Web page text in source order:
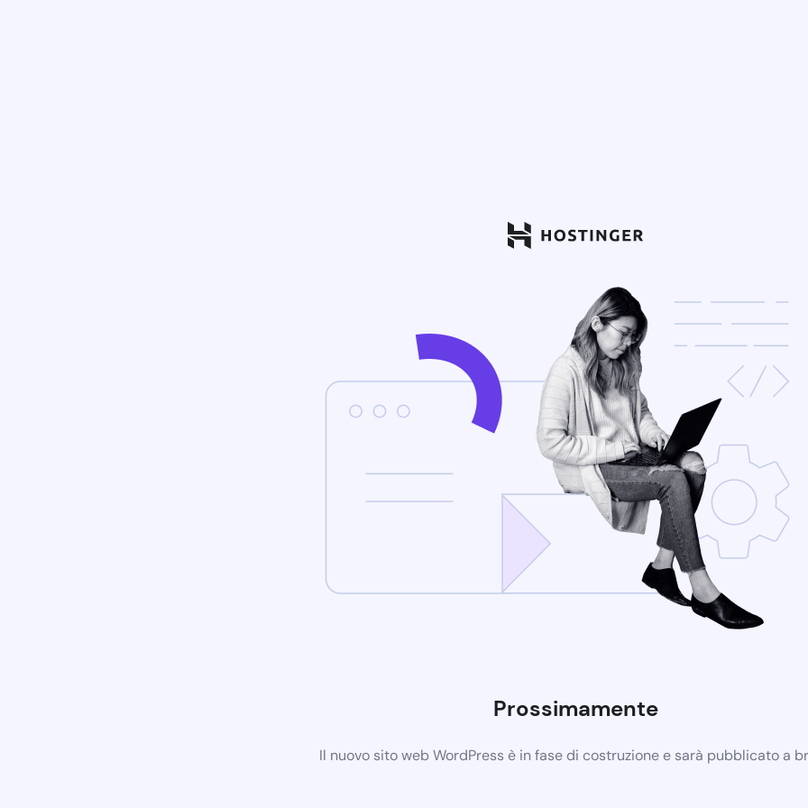
Prossimamente
Il nuovo sito web WordPress è in fase di costruzione e sarà pubblicato a